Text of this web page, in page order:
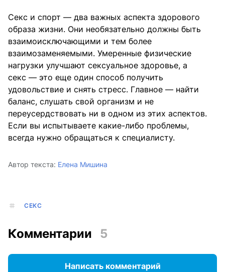
Секс и спорт — два важных аспекта здорового
образа жизни. Они необязательно должны быть
взаимоисключающими и тем более
взаимозаменяемыми. Умеренные физические
нагрузки улучшают сексуальное здоровье, а
секс — это еще один способ получить
удовольствие и снять стресс. Главное — найти
баланс, слушать свой организм и не
переусердствовать ни в одном из этих аспектов.
Если вы испытываете какие-либо проблемы,
всегда нужно обращаться к специалисту.
Автор текста: Елена Мишина
СЕКС
Комментарии 5
Написать комментарий